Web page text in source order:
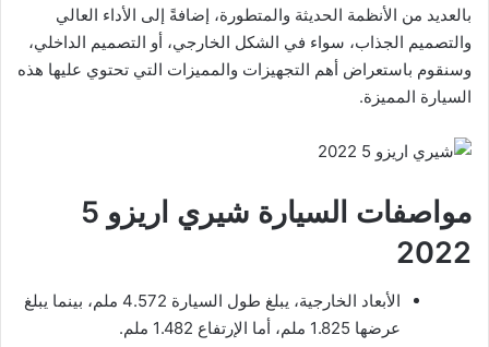
بالعديد من الأنظمة الحديثة والمتطورة، إضافةً إلى الأداء العالي
والتصميم الجذاب، سواء في الشكل الخارجي، أو التصميم الداخلي،
وسنقوم باستعراض أهم التجهيزات والمميزات التي تحتوي عليها هذه
السيارة المميزة.
مواصفات السيارة شيري اريزو 5
2022
الأبعاد الخارجية، يبلغ طول السيارة 4.572 ملم، بينما يبلغ
عرضها 1.825 ملم، أما الإرتفاع 1.482 ملم.